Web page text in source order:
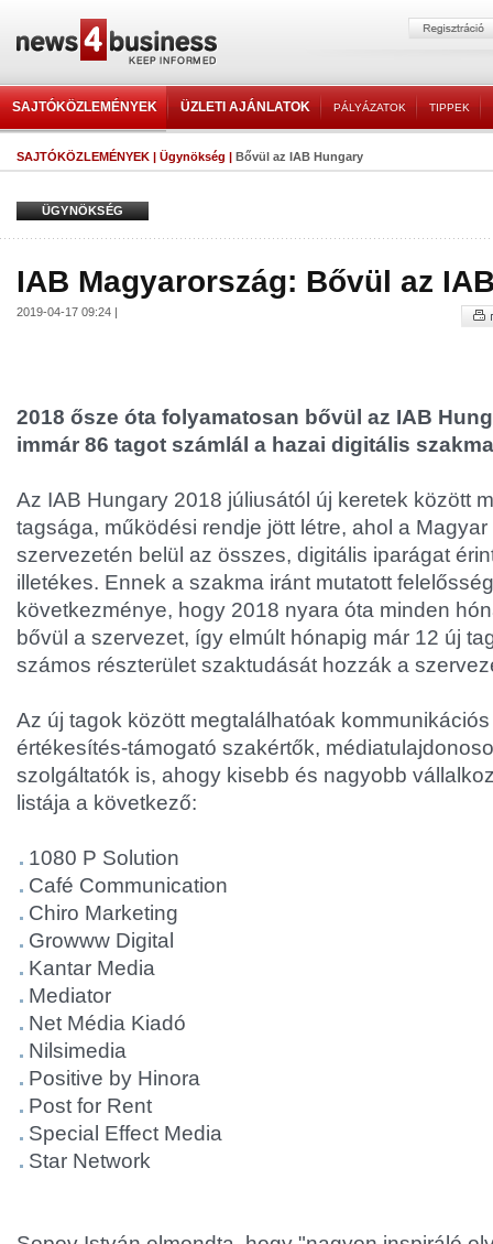
SAJTÓKÖZLEMÉNYEK ÜZLETI AJÁNLATOK PÁLYÁZATOK TIPPEK
SAJTÓKÖZLEMÉNYEK | Ügynökség | Bővül az IAB Hungary
ÜGYNÖKSÉG
IAB Magyarország: Bővül az
2019-04-17 09:24 |
2018 ősze óta folyamatosan bővül az IAB
immár 86 tagot számlál a hazai digitális
Az IAB Hungary 2018 júliusától új keretek között
tagsága, működési rendje jött létre, ahol a
szervezetén belül az összes, digitális iparágat
illetékes. Ennek a szakma iránt mutatott
következménye, hogy 2018 nyara óta minden
bővül a szervezet, így elmúlt hónapig már 12 új
számos részterület szaktudását hozzák a
Az új tagok között megtalálhatóak
értékesítés-támogató szakértők,
szolgáltatók is, ahogy kisebb és nagyobb
listája a következő:
1080 P Solution
Café Communication
Chiro Marketing
Growww Digital
Kantar Media
Mediator
Net Média Kiadó
Nilsimedia
Positive by Hinora
Post for Rent
Special Effect Media
Star Network